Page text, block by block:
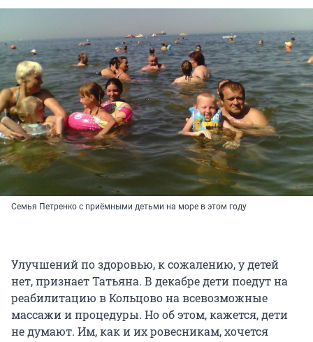
Семья Петренко с приёмными детьми на море в этом году
Улучшений по здоровью, к сожалению, у детей
нет, признает Татьяна. В декабре дети поедут на
реабилитацию в Кольцово на всевозможные
массажи и процедуры. Но об этом, кажется, дети
не думают. Им, как и их ровесникам, хочется